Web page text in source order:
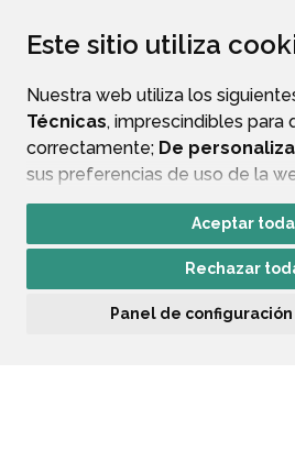
Este sitio utiliza
Nuestra web utiliza los
Técnicas, imprescindibles para
correctamente; De
sus preferencias de uso de la
mejorar el funcionamiento de la
Si acepta pulsando el botón
consideramos que acepta su
ninguna acción, se guardarán
Aceptar
Rechazar
Panel de